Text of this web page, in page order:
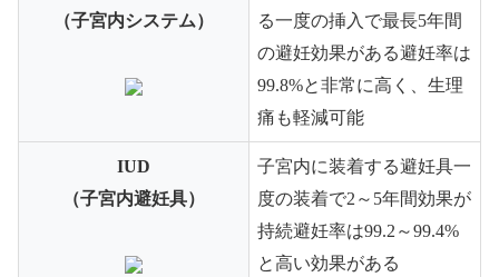
（子宮内システム）
る一度の挿入で最長5年間
の避妊効果がある避妊率は
99.8%と非常に高く、生理
痛も軽減可能
IUD
（子宮内避妊具）
子宮内に装着する避妊具一
度の装着で2～5年間効果が
持続避妊率は99.2～99.4%
と高い効果がある